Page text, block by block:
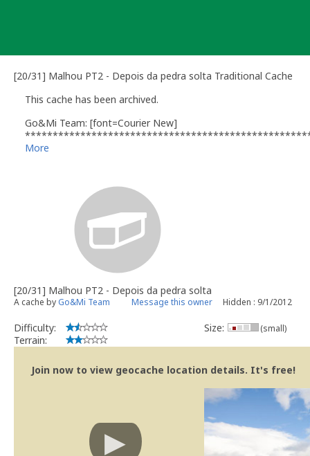
[20/31] Malhou PT2 - Depois da pedra solta Traditional Cache
This cache has been archived.
Go&Mi Team: [font=Courier New]
*** ***<br />
*** interessantes. Agradecemos a todos que fizeram este
*** PT e pode ser que um dia destes nasça um novo.
*** ***<br />
More
[20/31] Malhou PT2 - Depois da pedra solta
A cache by Go&Mi Team Message this owner Hidden : 9/1/2012
Difficulty:
Terrain:
Size: (small)
Join now to view geocache location details. It's free!